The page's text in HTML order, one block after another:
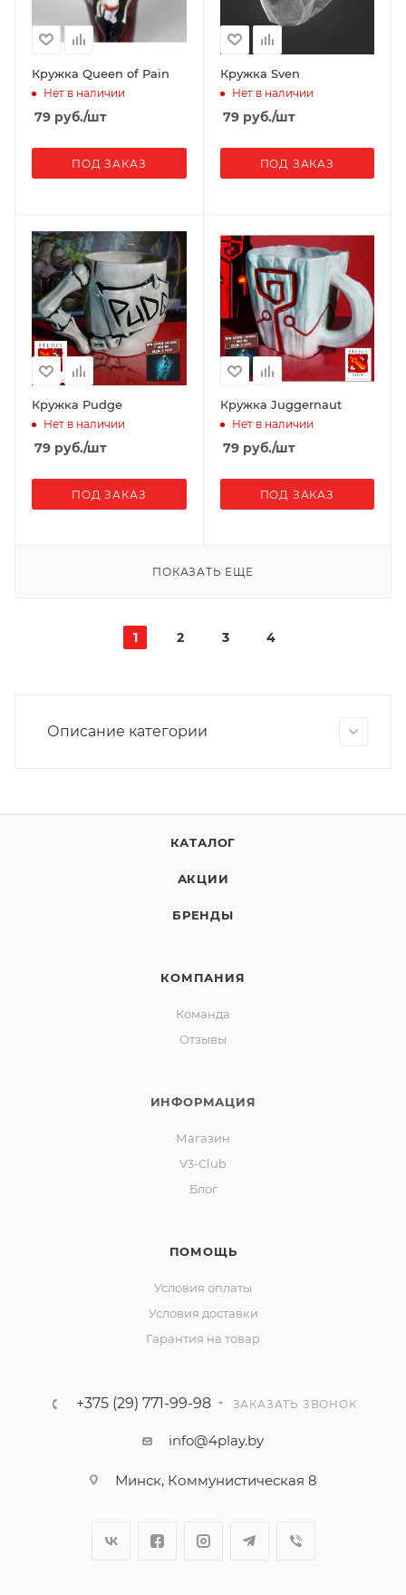
Кружка Queen of Pain
Нет в наличии
79 руб./шт
ПОД ЗАКАЗ
Кружка Sven
Нет в наличии
79руб./шт
ПОД ЗАКАЗ
Кружка Pudge
Нет в наличии
79 руб./шт
ПОД ЗАКАЗ
Кружка Juggernaut
Нет в наличии
79руб./шт
ПОД ЗАКАЗ
ПОКАЗАТЬ ЕЩЕ
1 2 3 4
Описание категории
КАТАЛОГ
АКЦИИ
БРЕНДЫ
КОМПАНИЯ
Команда
Отзывы
ИНФОРМАЦИЯ
Магазин
V3-Club
Блог
ПОМОЩЬ
Условия оплаты
Условия доставки
Гарантия на товар
+375 (29) 771-99-98 ЗАКАЗАТЬ ЗВОНОК
info@4play.by
Минск, Коммунистическая 8